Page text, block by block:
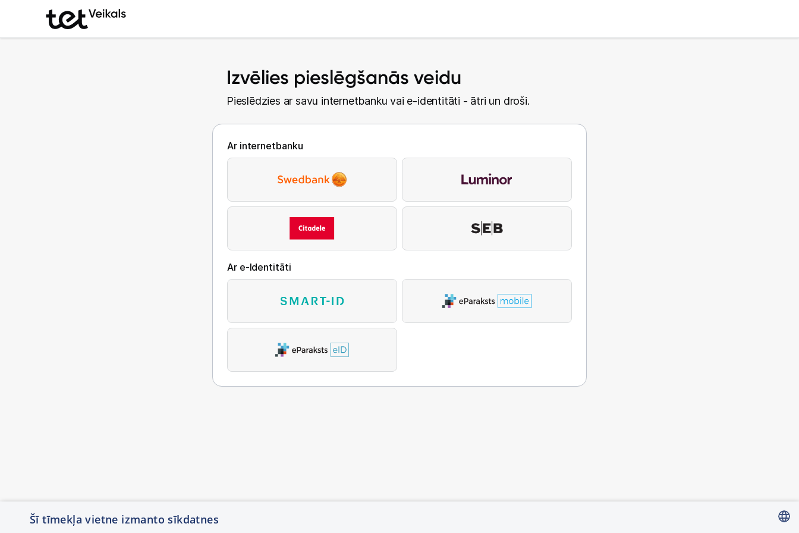
Izvēlies pieslēgšanās veidu
Pieslēdzies ar savu internetbanku vai e-identitāti - ātri un droši.
Ar internetbanku
Ar e-Identitāti
Šī tīmekļa vietne izmanto sīkdatnes